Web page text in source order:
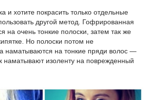
и хотите покрасить только отдельные
другой метод. Гофрированная
на очень тонкие полоски, затем так же
Но полоски потом не
наматываются на тонкие пряди волос —
наматывают изоленту на поврежденный